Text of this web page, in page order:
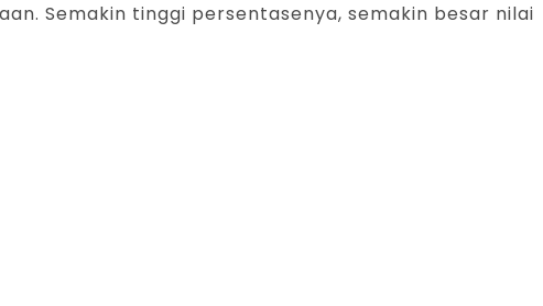
Semakin tinggi persentasenya, semakin besar nilai